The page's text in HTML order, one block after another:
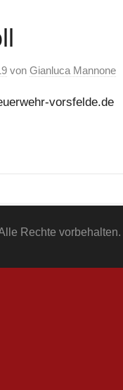
von Gianluca Mannone
vorsfelde.de
Rechte vorbehalten.